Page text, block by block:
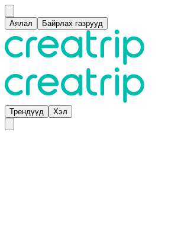
Аялал Байрлах газрууд
Трендүүд Хэл